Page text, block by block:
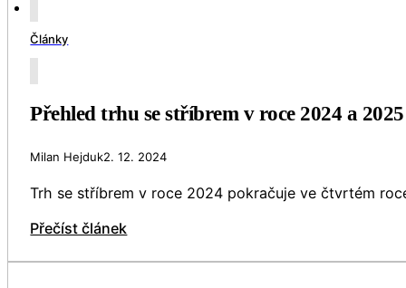
Články
Přehled trhu se stříbrem v roce 2024 a 2025
Milan Hejduk2. 12. 2024
Trh se stříbrem v roce 2024 pokračuje ve čtvrtém
Přečíst článek